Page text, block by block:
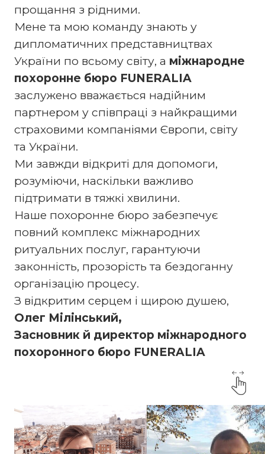
прощання з рідними.
Мене та мою команду знають у
дипломатичних представництвах
України по всьому світу, а міжнародне
похоронне бюро FUNERALIA
заслужено вважається надійним
партнером у співпраці з найкращими
страховими компаніями Європи, світу
та України.
Ми завжди відкриті для допомоги,
розуміючи, наскільки важливо
підтримати в тяжкі хвилини.
Наше похоронне бюро забезпечує
повний комплекс міжнародних
ритуальних послуг, гарантуючи
законність, прозорість та бездоганну
організацію процесу.
З відкритим серцем і щирою душею,
Олег Мілінський,
Засновник й директор міжнародного
похоронного бюро FUNERALIA